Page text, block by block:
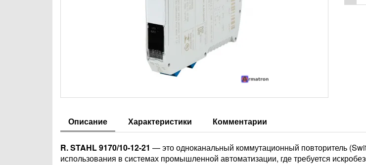
Описание Характеристики Комментарии
R. STAHL 9170/10-12-21 — это одноканальный коммутационный повторитель
использования в системах промышленной автоматизации, где требуется